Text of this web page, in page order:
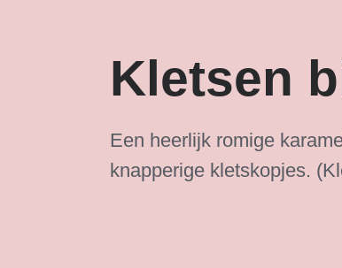
Kletsen
Een heerlijk romige
knapperige kletskopjes.